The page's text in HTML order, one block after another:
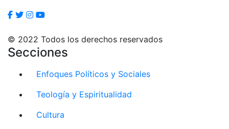
© 2022 Todos los derechos reservados
Secciones
Enfoques Políticos y Sociales
Teología y Espiritualidad
Cultura